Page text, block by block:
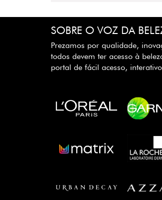
SOBRE O VOZ DA
Prezamos por qualidade,
todos devem ter acesso à
portal de fácil acesso,